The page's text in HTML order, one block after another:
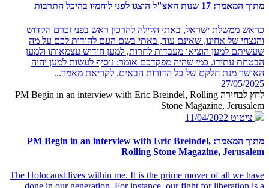
מתוך המאמר: 17 שנות האצ"ל הוצגו לפני לוחמיו בהיכל התרבות
כראש ממשלת ישראל, באתי הלילה להרכין ראש בפני זכרם הקדוש
והנצחי של אחינו, שאינם עוד, באתי בשם העם להודות לכם על מה
שעשיתם למען הוציאו מעבדות לחרות, למען חידוש עצמאותו ולמען
הבטחת עתידו. כמי שהיה מפקדכם אומר: נוסיף לעשות למען יהיה
האושר מנת חלקם של כל הדורות הבאים. לקריאת מאמר...
27/05/2025
לחץ לבחירה PM Begin in an interview with Eric Breindel, Rolling
Stone Magazine, Jerusalem
ציטוט 11/04/2022
מתוך המאמר: PM Begin in an interview with Eric Breindel,
Rolling Stone Magazine, Jerusalem
The Holocaust lives within me. It is the prime mover of all we have